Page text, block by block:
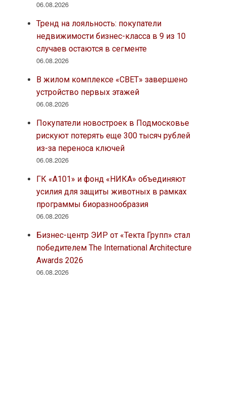
06.08.2026
Тренд на лояльность: покупатели
недвижимости бизнес-класса в 9 из 10
случаев остаются в сегменте
06.08.2026
В жилом комплексе «СВЕТ» завершено
устройство первых этажей
06.08.2026
Покупатели новостроек в Подмосковье
рискуют потерять еще 300 тысяч рублей
из-за переноса ключей
06.08.2026
ГК «А101» и фонд «НИКА» объединяют
усилия для защиты животных в рамках
программы биоразнообразия
06.08.2026
Бизнес-центр ЭИР от «Текта Групп» стал
победителем The International Architecture
Awards 2026
06.08.2026